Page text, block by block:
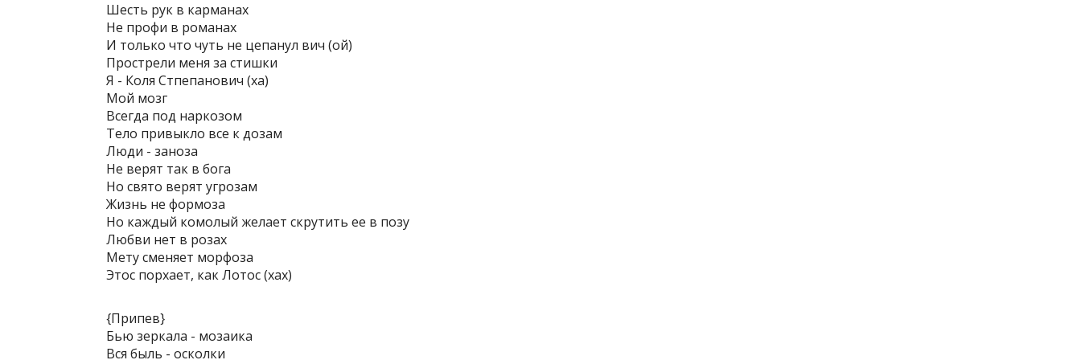
Шесть рук в карманах
Не профи в романах
И только что чуть не цепанул вич (ой)
Прострели меня за стишки
Я - Коля Стпепанович (ха)
Мой мозг
Всегда под наркозом
Тело привыкло все к дозам
Люди - заноза
Не верят так в бога
Но свято верят угрозам
Жизнь не формоза
Но каждый комолый желает скрутить ее в позу
Любви нет в розах
Мету сменяет морфоза
Этос порхает, как Лотос (хах)
{Припев}
Бью зеркала - мозаика
Вся быль - осколки